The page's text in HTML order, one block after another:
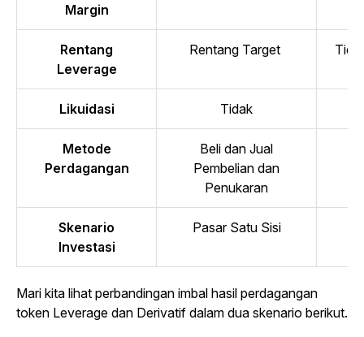
Margin
Rentang
Leverage
Rentang Target
Likuidasi Tidak
Metode
Perdagangan
Beli dan Jual
Pembelian dan
Penukaran
Skenario
Investasi
Pasar Satu Sisi
Mari kita lihat perbandingan imbal hasil perdagangan
token Leverage dan Derivatif dalam dua skenario berikut.